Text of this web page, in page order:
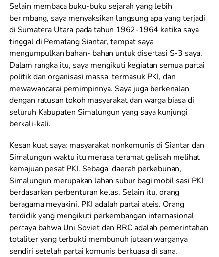
Selain membaca buku-buku sejarah yang lebih
berimbang, saya menyaksikan langsung apa yang terjadi
di Sumatera Utara pada tahun 1962-1964 ketika saya
tinggal di Pematang Siantar, tempat saya
mengumpulkan bahan- bahan untuk disertasi S-3 saya.
Dalam rangka itu, saya mengikuti kegiatan semua partai
politik dan organisasi massa, termasuk PKI, dan
mewawancarai pemimpinnya. Saya juga berkenalan
dengan ratusan tokoh masyarakat dan warga biasa di
seluruh Kabupaten Simalungun yang saya kunjungi
berkali-kali.
Kesan kuat saya: masyarakat nonkomunis di Siantar dan
Simalungun waktu itu merasa teramat gelisah melihat
kemajuan pesat PKI. Sebagai daerah perkebunan,
Simalungun merupakan lahan subur bagi mobilisasi PKI
berdasarkan perbenturan kelas. Selain itu, orang
beragama meyakini, PKI adalah partai ateis. Orang
terdidik yang mengikuti perkembangan internasional
percaya bahwa Uni Soviet dan RRC adalah pemerintahan
totaliter yang terbukti membunuh jutaan warganya
sendiri setelah partai komunis berkuasa di sana.